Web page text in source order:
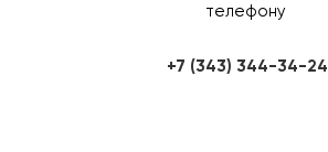
телефону
+7 (343) 344-34-24